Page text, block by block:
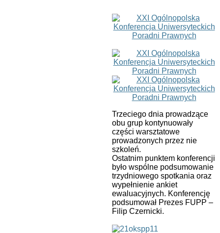
Trzeciego dnia prowadzące
obu grup kontynuowały
części warsztatowe
prowadzonych przez nie
szkoleń.
Ostatnim punktem konferencji
było wspólne podsumowanie
trzydniowego spotkania oraz
wypełnienie ankiet
ewaluacyjnych. Konferencję
podsumował Prezes FUPP –
Filip Czernicki.